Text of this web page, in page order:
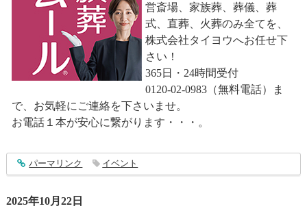
営斎場、家族葬、葬儀、葬
式、直葬、火葬のみ全てを、
株式会社タイヨウへお任せ下
さい！
365日・24時間受付
0120-02-0983（無料電話）ま
で、お気軽にご連絡を下さいませ。
お電話１本が安心に繋がります・・・。
entry5022
パーマリンク イベント
2025年10月22日